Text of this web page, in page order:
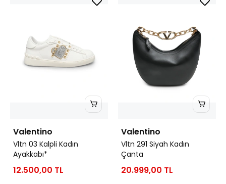
Valentino
Vltn 03 Kalpli Kadın
Ayakkabı*
12.500,00 TL
Valentino
Vltn 291 Siyah Kadın
Çanta
20.999,00 TL